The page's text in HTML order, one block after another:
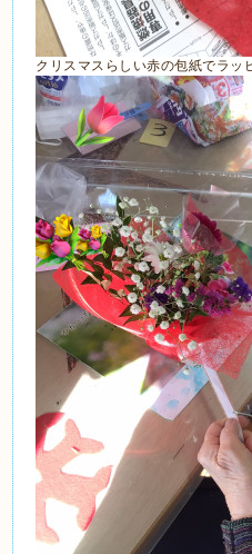
クリスマスらしい赤の包紙でラッ